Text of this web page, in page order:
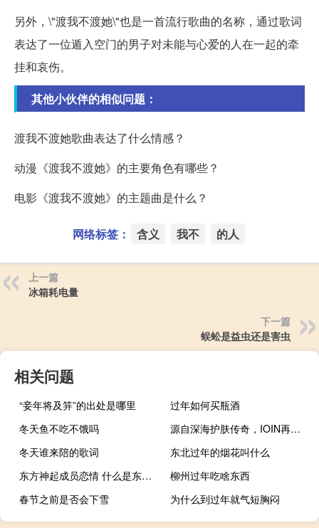
另外，\"渡我不渡她\"也是一首流行歌曲的名称，通过歌词
表达了一位遁入空门的男子对未能与心爱的人在一起的牵
挂和哀伤。
其他小伙伴的相似问题：
渡我不渡她歌曲表达了什么情感？
动漫《渡我不渡她》的主要角色有哪些？
电影《渡我不渡她》的主题曲是什么？
网络标签： 含义 我不 的人
上一篇
冰箱耗电量
下一篇
蜈蚣是益虫还是害虫
相关问题
“妾年将及笄”的出处是哪里
过年如何买瓶酒
冬天鱼不吃不饿吗
源自深海护肤传奇，IOIN再掀全新护肤风潮
冬天谁来陪的歌词
东北过年的烟花叫什么
东方神起成员恋情 什么是东方神起哪个成员恋情曝光
柳州过年吃啥东西
春节之前是否会下雪
为什么到过年就气短胸闷